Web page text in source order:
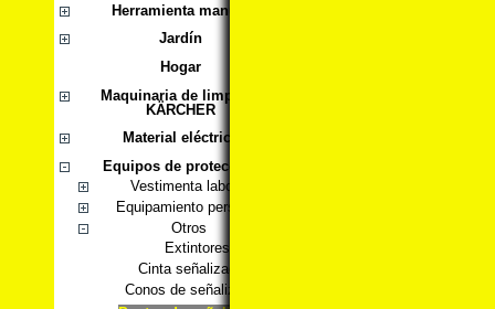
Herramienta manual
Jardín
Hogar
Maquinaria de limpieza
KÄRCHER
Material eléctrico
Equipos de protección
Vestimenta laboral
Equipamiento personal
Otros
Extintores
Cinta señalizadora
Conos de señalización